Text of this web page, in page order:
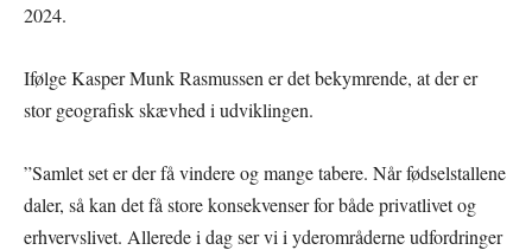
2024.
Ifølge Kasper Munk Rasmussen er det bekymrende, at der er
stor geografisk skævhed i udviklingen.
”Samlet set er der få vindere og mange tabere. Når fødselstallene
daler, så kan det få store konsekvenser for både privatlivet og
erhvervslivet. Allerede i dag ser vi i yderområderne udfordringer